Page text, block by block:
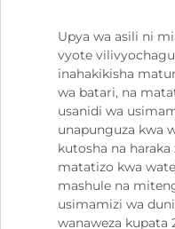
Upya wa asili ni
vyote
inahakikisha
wa batari, na
usanidi wa
unapunguza kwa
kutosha na haraka
matatizo kwa
mashule na
usimamizi wa
wanaweza kupata